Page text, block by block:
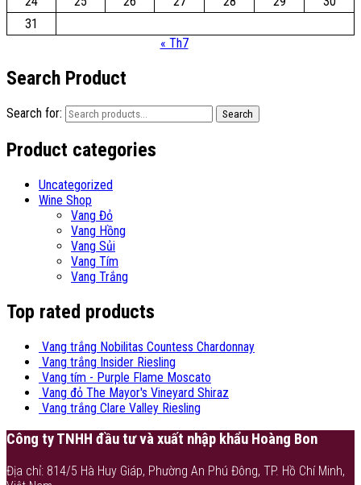
31
« Th7
Search Product
Search for: Search
Product categories
Uncategorized
Wine Shop
Vang Đỏ
Vang Hồng
Vang Sủi
Vang Tím
Vang Trắng
Top rated products
Vang trắng Nobilitas Countess Chardonnay
Vang trắng Insider Riesling
Vang tím - Purple Flame Moscato
Vang đỏ The Mayor's Vineyard Shiraz
Vang trắng Clare Valley Riesling
Công ty TNHH đầu tư và xuất nhập khẩu Hoàng Bon
Địa chỉ: 814/5 Hà Huy Giáp, Phường An Phú Đông, TP. Hồ Chí Minh,